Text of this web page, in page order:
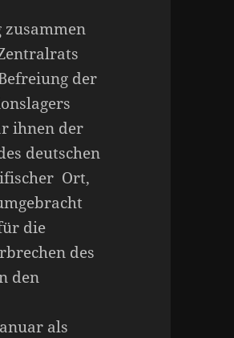
zusammen
der
ihnen der
deutschen
Ort,
die
des
den
als